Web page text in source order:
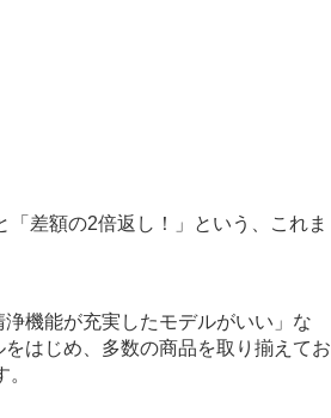
差額の2倍返し！」という、これま
機能が充実したモデルがいい」な
はじめ、多数の商品を取り揃えてお